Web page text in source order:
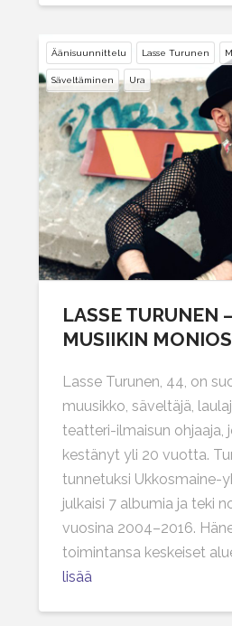
LASSE TURUNEN
MUSIIKIN
Lasse Turunen, 44, on
muusikko, säveltäjä,
teatteri-ilmaisun ohjaaja,
kestänyt yli 20 vuotta.
tunnetuksi Ukkosmaine-
julkaisi 7 albumia ja teki
vuosina 2004–2016.
toimintansa keskeiset
lisää
Äänisuunnittelu Lasse Turunen
Säveltäminen Ura